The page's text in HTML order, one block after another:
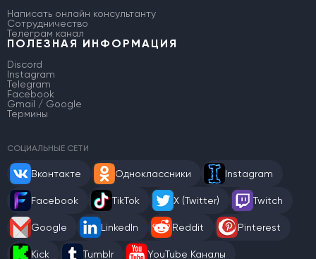
Написать онлайн консультанту
Сотрудничество
Телеграм канал
ПОЛЕЗНАЯ ИНФОРМАЦИЯ
Discord
Instagram
Telegram
Facebook
Gmail / Google
Термины
СОЦИАЛЬНЫЕ СЕТИ
Вконтакте Одноклассники Instagram
Facebook TikTok X (Twitter) Twitch
Google LinkedIn Reddit Pinterest
Kick Tumblr YouTube Каналы